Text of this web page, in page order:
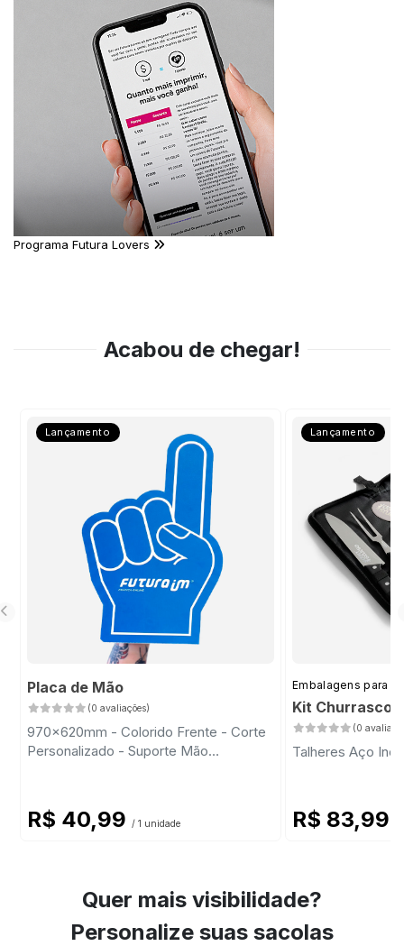
Programa Futura Lovers
Acabou de chegar!
Lançamento
Placa de Mão
(0 avaliações)
970x620mm - Colorido Frente - Corte
Personalizado - Suporte Mão
R$ 40,99 / 1 unidade
Lançamento
Embalagens para
Kit Churrasco
(0
Talheres Aço
R$ 83,99
Quer mais visibilidade?
Personalize suas sacolas